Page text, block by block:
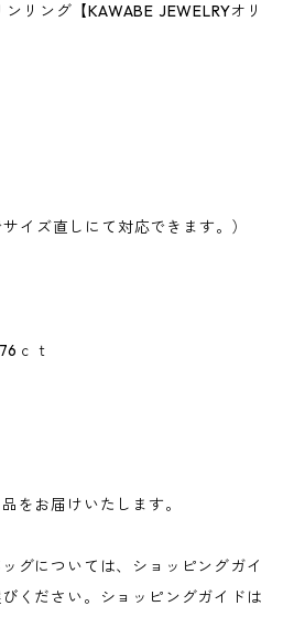
リング【KAWABE JEWELRYオリ
イズ直しにて対応できます。）
ｃｔ
をお届けいたします。
グについては、ショッピングガイ
ください。ショッピングガイドは